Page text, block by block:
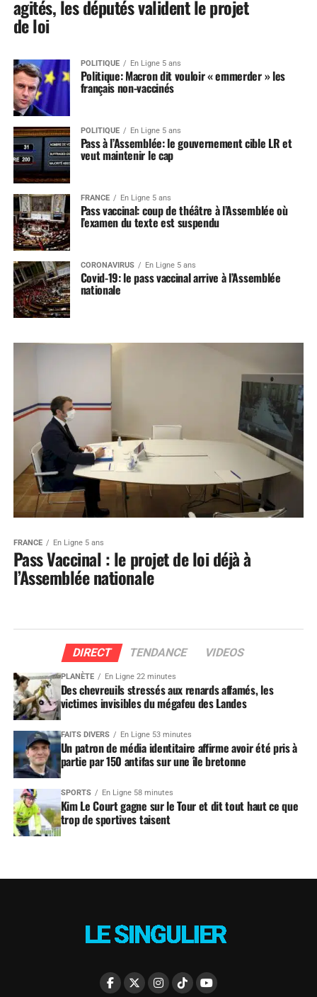
agités, les députés valident le projet
de loi
POLITIQUE En Ligne 5 ans
Politique: Macron dit vouloir « emmerder » les
français non-vaccinés
POLITIQUE En Ligne 5 ans
Pass à l’Assemblée: le gouvernement cible LR et
veut maintenir le cap
FRANCE En Ligne 5 ans
Pass vaccinal: coup de théâtre à l’Assemblée où
l’examen du texte est suspendu
CORONAVIRUS En Ligne 5 ans
Covid-19: le pass vaccinal arrive à l’Assemblée
nationale
FRANCE En Ligne 5 ans
Pass Vaccinal : le projet de loi déjà à
l’Assemblée nationale
DIRECT TENDANCE VIDEOS
PLANÈTE En Ligne 22 minutes
Des chevreuils stressés aux renards affamés, les
victimes invisibles du mégafeu des Landes
FAITS DIVERS En Ligne 53 minutes
Un patron de média identitaire affirme avoir été pris à
partie par 150 antifas sur une île bretonne
SPORTS En Ligne 58 minutes
Kim Le Court gagne sur le Tour et dit tout haut ce que
trop de sportives taisent